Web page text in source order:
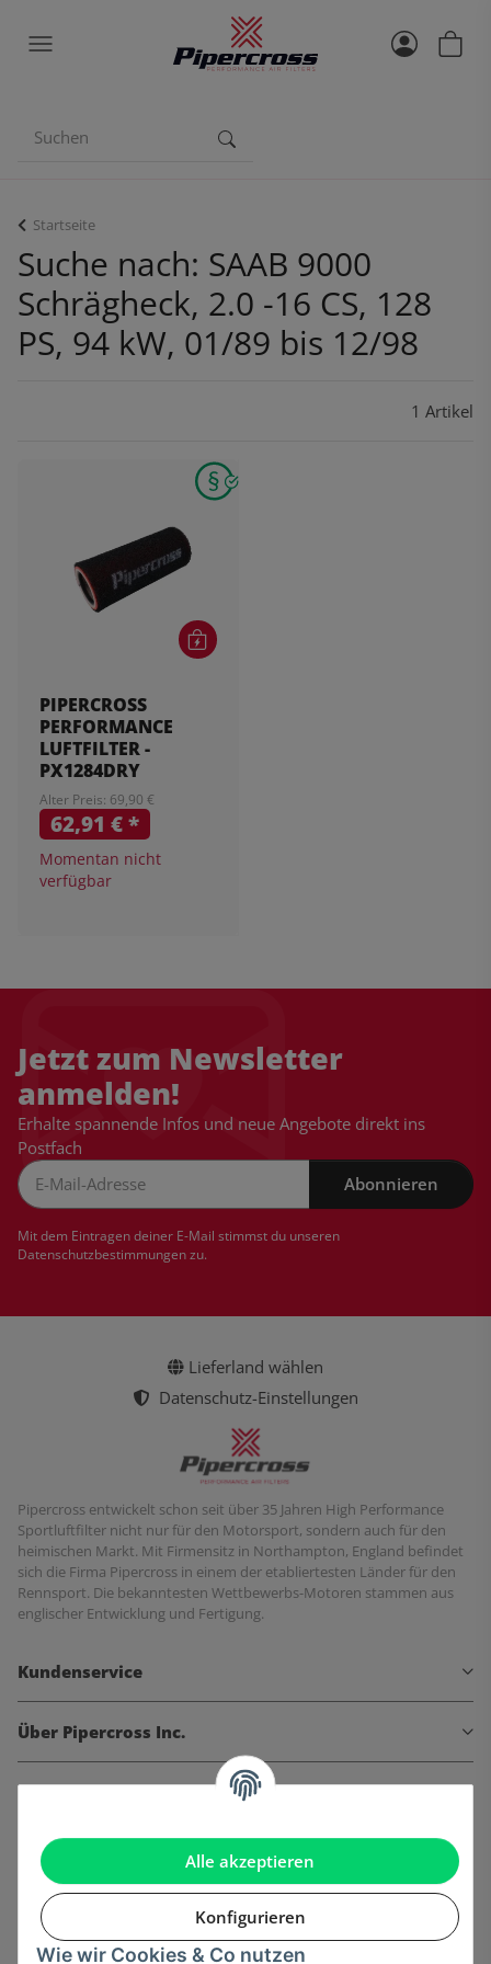
Alle akzeptieren
Konfigurieren
Wie wir Cookies & Co nutzen
Startseite
Suche nach: SAAB 9000
Schrägheck, 2.0 -16 CS, 128
PS, 94 kW, 01/89 bis 12/98
1 Artikel
PIPERCROSS
PERFORMANCE
LUFTFILTER -
PX1284DRY
Alter Preis: 69,90 €
62,91 €*
Momentan nicht
verfügbar
Jetzt zum Newsletter
anmelden!
Erhalte spannende Infos und neue Angebote direkt ins
Postfach
Abonnieren
Mit dem Eintragen deiner E-Mail stimmst du unseren
Datenschutzbestimmungenzu.
Lieferland wählen
Datenschutz-Einstellungen
Pipercross entwickelt schon seit über 35 Jahren High Performance
Sportluftfilter nicht nur für den Motorsport, sondern auch für den
heimischen Markt. Mit Firmensitz in Northampton, England befindet
sich die Firma Pipercross in einem der etabliertesten Länder für den
Rennsport. Die bekanntesten Wettbewerbs-Motoren stammen aus
englischer Entwicklung und Fertigung.
Kundenservice
Über Pipercross Inc.
Informationen
Gesetzliche Informationen